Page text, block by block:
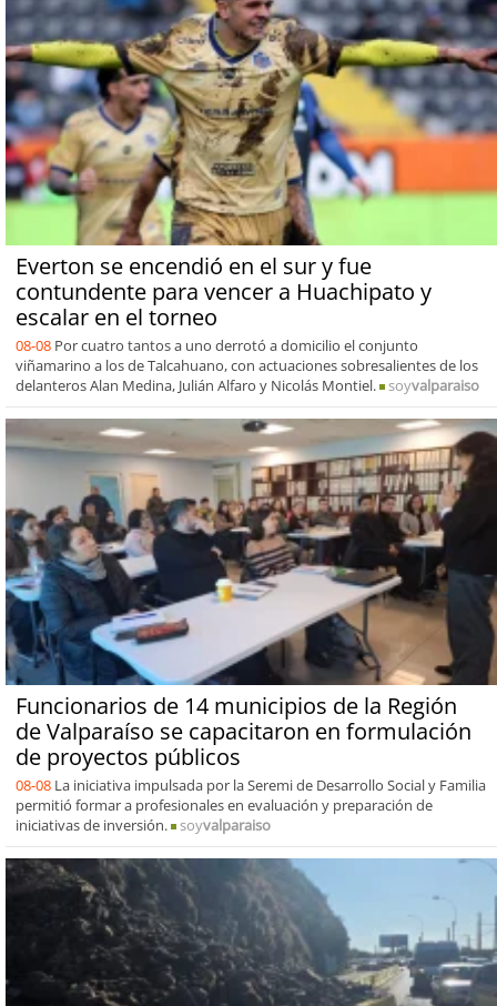
Everton se encendió en el sur y fue
contundente para vencer a Huachipato y
escalar en el torneo
08-08 Por cuatro tantos a uno derrotó a domicilio el conjunto
viñamarino a los de Talcahuano, con actuaciones sobresalientes de los
delanteros Alan Medina, Julián Alfaro y Nicolás Montiel.
soyvalparaiso
Funcionarios de 14 municipios de la Región
de Valparaíso se capacitaron en formulación
de proyectos públicos
08-08 La iniciativa impulsada por la Seremi de Desarrollo Social y Familia
permitió formar a profesionales en evaluación y preparación de
iniciativas de inversión.
soyvalparaiso